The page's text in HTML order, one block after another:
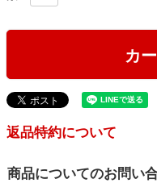
カ
返品特約について
商品についてのお問い